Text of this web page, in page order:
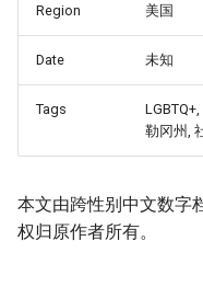
Region 美国
Date 未知
Tags
勒冈州,
本文由跨性别中文数字
权归原作者所有。